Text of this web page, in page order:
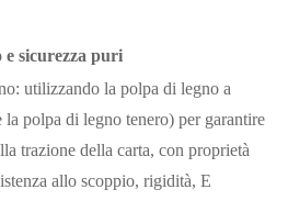
sicurezza puri
utilizzando la polpa di legno a
polpa di legno tenero) per garantire
trazione della carta, con proprietà
allo scoppio, rigidità, E